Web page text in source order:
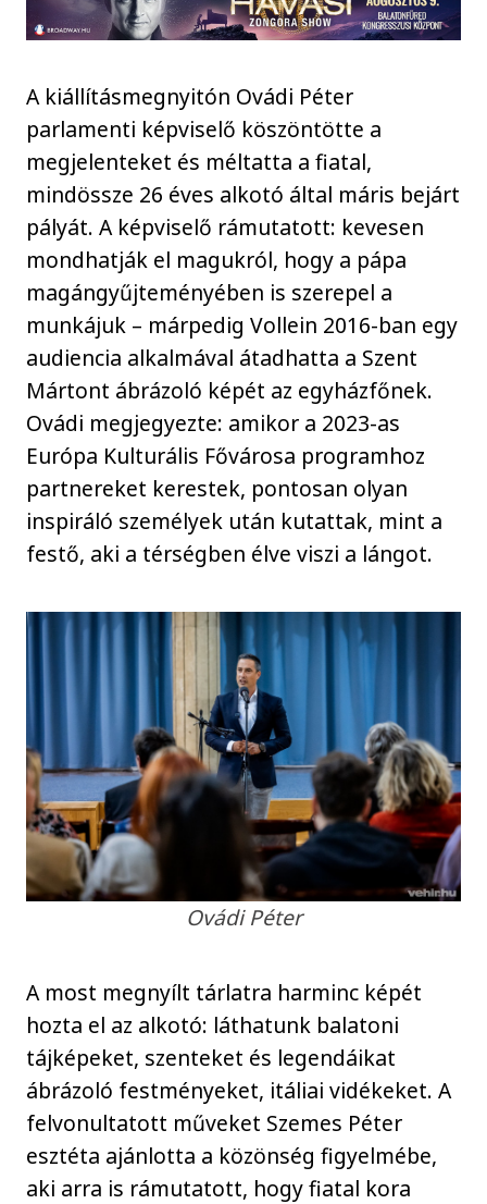
A kiállításmegnyitón Ovádi Péter
parlamenti képviselő köszöntötte a
megjelenteket és méltatta a fiatal,
mindössze 26 éves alkotó által máris bejárt
pályát. A képviselő rámutatott: kevesen
mondhatják el magukról, hogy a pápa
magángyűjteményében is szerepel a
munkájuk – márpedig Vollein 2016-ban egy
audiencia alkalmával átadhatta a Szent
Mártont ábrázoló képét az egyházfőnek.
Ovádi megjegyezte: amikor a 2023-as
Európa Kulturális Fővárosa programhoz
partnereket kerestek, pontosan olyan
inspiráló személyek után kutattak, mint a
festő, aki a térségben élve viszi a lángot.
Ovádi Péter
A most megnyílt tárlatra harminc képét
hozta el az alkotó: láthatunk balatoni
tájképeket, szenteket és legendáikat
ábrázoló festményeket, itáliai vidékeket. A
felvonultatott műveket Szemes Péter
esztéta ajánlotta a közönség figyelmébe,
aki arra is rámutatott, hogy fiatal kora